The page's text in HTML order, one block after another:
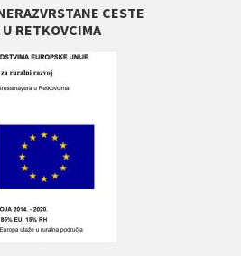
CESTE
RETKOVCIMA